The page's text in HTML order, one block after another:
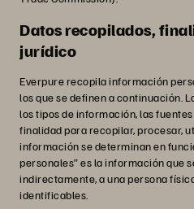
Datos recopilados,
jurídico
Everpure recopila información
los que se definen a continuación.
los tipos de información, las
finalidad para recopilar, procesar,
información se determinan en
personales” es la información que
indirectamente, a una persona
identificables.